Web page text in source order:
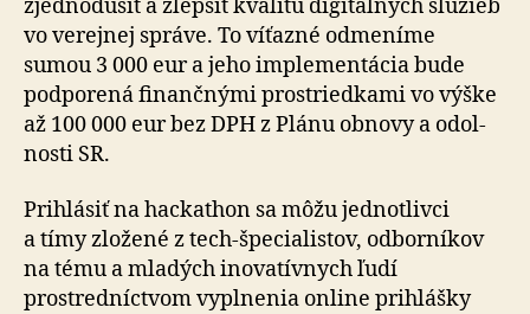
zjedno­du­šiť a zlep­šiť kvalitu digitálnych služieb
vo ve­rej­nej správe. To víťazné odmeníme
sumou 3 000 eur a jeho imple­men­tácia bude
pod­po­rená finančnými prostriedkami vo výške
až 100 000 eur bez DPH z Plánu obnovy a odol­
nosti SR.
Prihlásiť na hackathon sa môžu jednotlivci
a tímy zložené z tech-špe­cia­listov, odbor­ní­kov
na tému a mla­dých inovatívnych ľudí
prostredníctvom vyplnenia online prihlášky